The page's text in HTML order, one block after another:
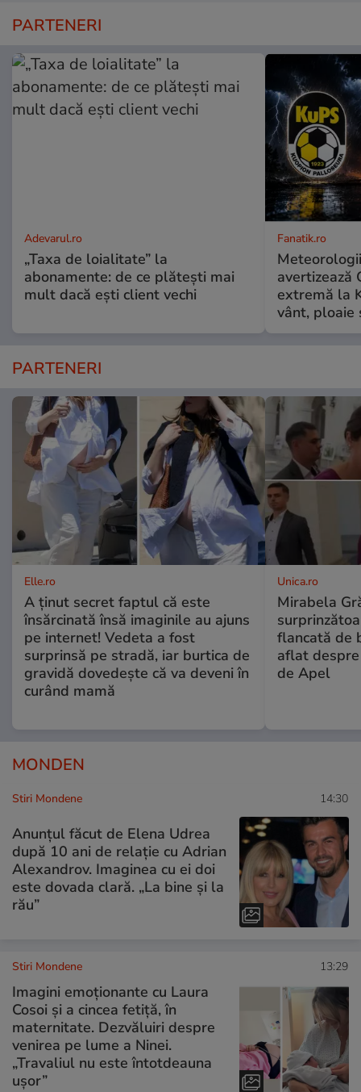
PARTENERI
Adevarul.ro
„Taxa de loialitate” la
abonamente: de ce plătești mai
mult dacă ești client vechi
Fanatik.ro
avertizează
extremă la
vânt, ploaie
PARTENERI
Elle.ro
A ținut secret faptul că este
însărcinată însă imaginile au ajuns
pe internet! Vedeta a fost
surprinsă pe stradă, iar burtica de
gravidă dovedește că va deveni în
curând mamă
Unica.ro
Mirabela
flancată de
aflat
de Apel
MONDEN
Stiri Mondene 14:30
Anunțul făcut de Elena Udrea
după 10 ani de relație cu Adrian
Alexandrov. Imaginea cu ei doi
este dovada clară. „La bine și la
rău”
Stiri Mondene 13:29
Imagini emoționante cu Laura
Cosoi și a cincea fetiță, în
maternitate. Dezvăluiri despre
venirea pe lume a Ninei.
„Travaliul nu este întotdeauna
ușor”